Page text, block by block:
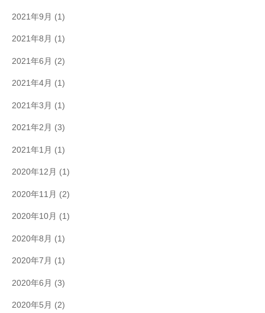
2021年9月 (1)
2021年8月 (1)
2021年6月 (2)
2021年4月 (1)
2021年3月 (1)
2021年2月 (3)
2021年1月 (1)
2020年12月 (1)
2020年11月 (2)
2020年10月 (1)
2020年8月 (1)
2020年7月 (1)
2020年6月 (3)
2020年5月 (2)